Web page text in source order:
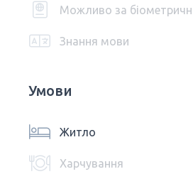
Можливо за
Знання мови
Умови
Житло
Харчування